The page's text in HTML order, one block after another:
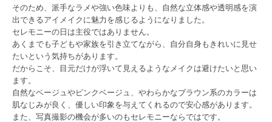
そのため、派手なラメや強い色味よりも、自然な立体感や透明感を演
出できるアイメイクに魅力を感じるようになりました。
セレモニーの日は主役ではありません。
あくまでも子どもや家族を引き立てながら、自分自身もきれいに見せ
たいという気持ちがあります。
だからこそ、目元だけが浮いて見えるようなメイクは避けたいと思い
ます。
自然なベージュやピンクベージュ、やわらかなブラウン系のカラーは
肌なじみが良く、優しい印象を与えてくれるので安心感があります。
また、写真撮影の機会が多いのもセレモニーならではです。